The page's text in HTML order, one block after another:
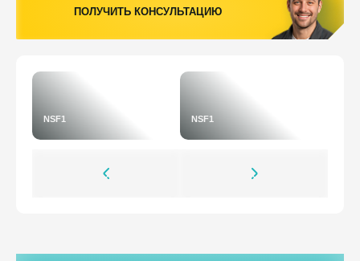
ПОЛУЧИТЬ КОНСУЛЬТАЦИЮ
NSF1 NSF1